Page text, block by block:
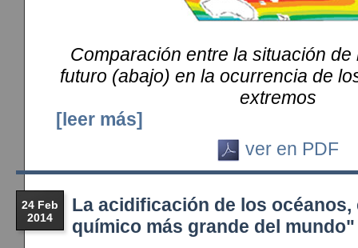
Comparación entre la situación
futuro (abajo) en la ocurrencia de
extremos
[leer más]
ver en PDF
24 Feb
2014
La acidificación de los
químico más grande del mundo"